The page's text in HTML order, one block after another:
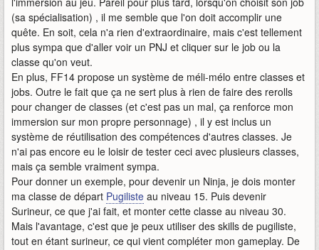
(sa spécialisation) , il me semble que l'on doit accomplir une
quête. En soit, cela n'a rien d'extraordinaire, mais c'est tellement
plus sympa que d'aller voir un PNJ et cliquer sur le job ou la
classe qu'on veut.
En plus, FF14 propose un système de méli-mélo entre classes et
jobs. Outre le fait que ça ne sert plus à rien de faire des rerolls
pour changer de classes (et c'est pas un mal, ça renforce mon
immersion sur mon propre personnage) , il y est inclus un
système de réutilisation des compétences d'autres classes. Je
n'ai pas encore eu le loisir de tester ceci avec plusieurs classes,
mais ça semble vraiment sympa.
Pour donner un exemple, pour devenir un Ninja, je dois monter
ma classe de départ Pugiliste au niveau 15. Puis devenir
Surineur, ce que j'ai fait, et monter cette classe au niveau 30.
Mais l'avantage, c'est que je peux utiliser des skills de pugiliste,
tout en étant surineur, ce qui vient compléter mon gameplay. De